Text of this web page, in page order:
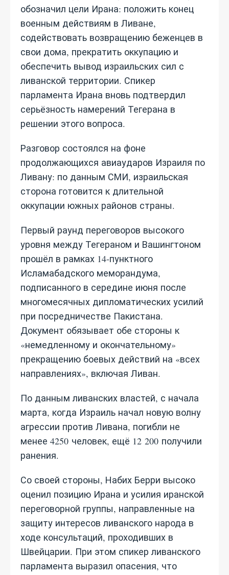
обозначил цели Ирана: положить конец
военным действиям в Ливане,
содействовать возвращению беженцев в
свои дома, прекратить оккупацию и
обеспечить вывод израильских сил с
ливанской территории. Спикер
парламента Ирана вновь подтвердил
серьёзность намерений Тегерана в
решении этого вопроса.
Разговор состоялся на фоне
продолжающихся авиаударов Израиля по
Ливану: по данным СМИ, израильская
сторона готовится к длительной
оккупации южных районов страны.
Первый раунд переговоров высокого
уровня между Тегераном и Вашингтоном
прошёл в рамках 14‑пунктного
Исламабадского меморандума,
подписанного в середине июня после
многомесячных дипломатических усилий
при посредничестве Пакистана.
Документ обязывает обе стороны к
«немедленному и окончательному»
прекращению боевых действий на «всех
направлениях», включая Ливан.
По данным ливанских властей, с начала
марта, когда Израиль начал новую волну
агрессии против Ливана, погибли не
менее 4250 человек, ещё 12 200 получили
ранения.
Со своей стороны, Набих Берри высоко
оценил позицию Ирана и усилия иранской
переговорной группы, направленные на
защиту интересов ливанского народа в
ходе консультаций, проходивших в
Швейцарии. При этом спикер ливанского
парламента выразил опасения, что